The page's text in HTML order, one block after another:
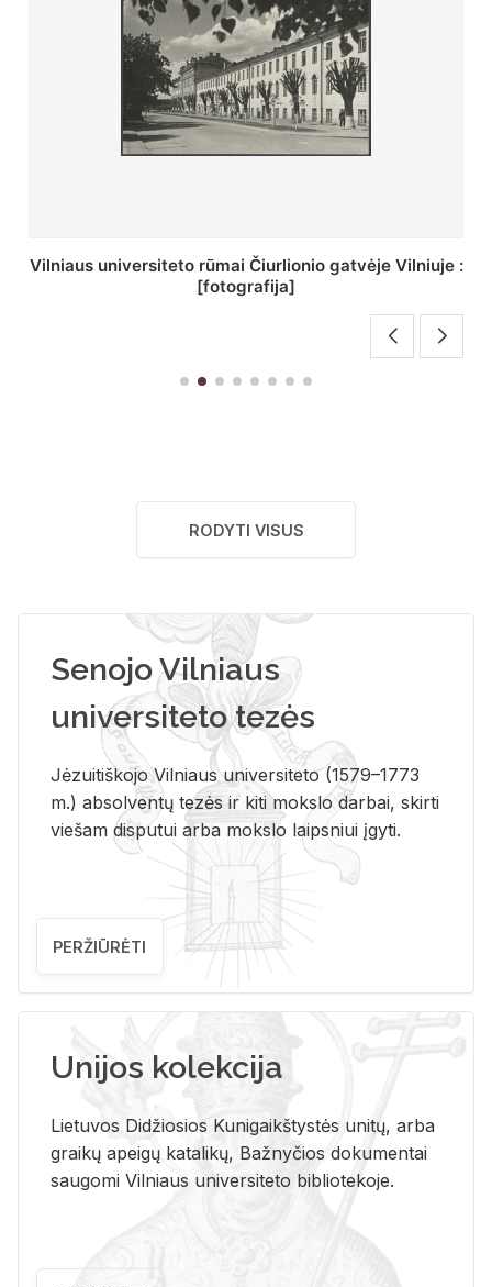
St. Batoro universiteto J. Pilsudskio kolegija :
[fotografija]
RODYTI VISUS
Senojo Vilniaus
universiteto tezės
Jėzuitiškojo Vilniaus universiteto (1579–1773
m.) absolventų tezės ir kiti mokslo darbai, skirti
viešam disputui arba mokslo laipsniui įgyti.
PERŽIŪRĖTI
Unijos kolekcija
Lietuvos Didžiosios Kunigaikštystės unitų, arba
graikų apeigų katalikų, Bažnyčios dokumentai
saugomi Vilniaus universiteto bibliotekoje.